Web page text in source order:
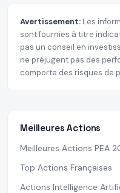
Avertissement: Les
sont fournies à titre
pas un conseil en
ne préjugent pas des
comporte des risques de
Meilleures Actions
Meilleures Actions PEA
Top Actions Françaises
Actions Intelligence